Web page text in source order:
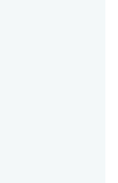
Birim Kalite
Araştırmaları